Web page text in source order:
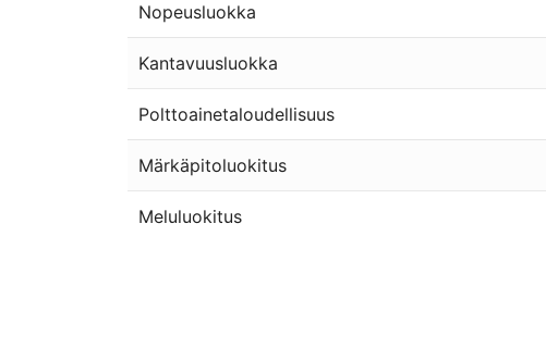
Nopeusluokka
Kantavuusluokka
Polttoainetaloudellisuus
Märkäpitoluokitus
Meluluokitus